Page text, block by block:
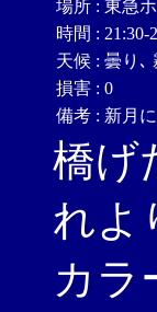
場所 : 東急
時間 : 21:30-
天候 : 曇り､
損害 : 0
備考 : 新月
橋げ
れよ
カラ